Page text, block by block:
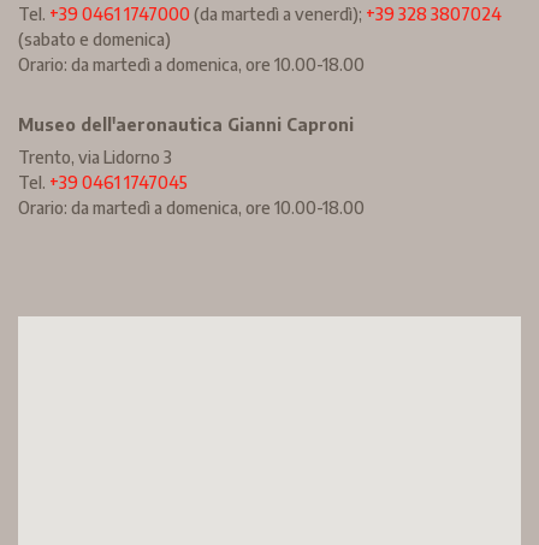
Tel. +39 0461 1747000 (da martedì a venerdì); +39 328 3807024
(sabato e domenica)
Orario: da martedì a domenica, ore 10.00-18.00
Museo dell'aeronautica Gianni Caproni
Trento, via Lidorno 3
Tel. +39 0461 1747045
Orario: da martedì a domenica, ore 10.00-18.00